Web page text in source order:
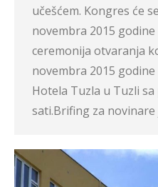
učešćem. Kongres će
novembra 2015
ceremonija otvaranja
novembra 2015
Hotela Tuzla u Tuzli
sati.Brifing za